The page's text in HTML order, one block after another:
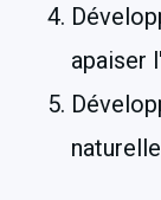
apaiser